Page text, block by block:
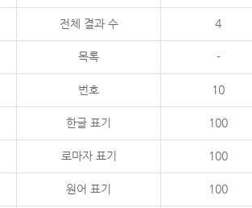
전체 결과 수 4
목록 -
번호 10
한글 표기 100
로마자 표기 100
원어 표기 100